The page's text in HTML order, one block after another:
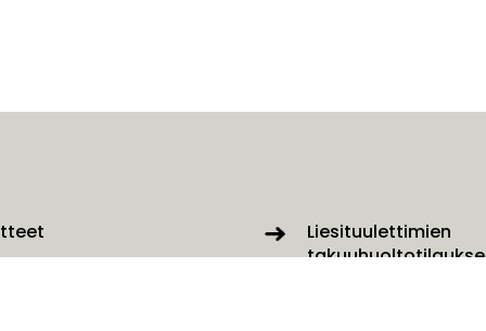
Liesituulettimien